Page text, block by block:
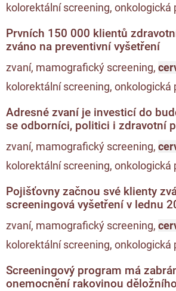
kolorektální screening, onkologická
Prvních 150 000 klientů
zváno na preventivní vyšetření
zvaní, mamografický screening,
kolorektální screening, onkologická
Adresné zvaní je investicí do
se odborníci, politici i zdravotní
zvaní, mamografický screening,
kolorektální screening, onkologická
Pojišťovny začnou své klienty
screeningová vyšetření v lednu
zvaní, mamografický screening,
kolorektální screening, onkologická
Screeningový program má
onemocnění rakovinou